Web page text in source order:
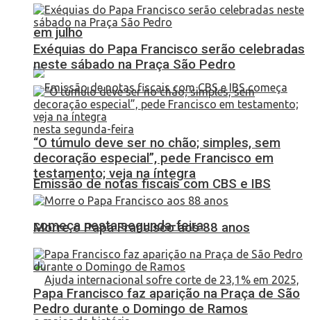
em julho
Emissão de notas fiscais com CBS e IBS
começa nesta segunda-feira
Exéquias do Papa Francisco serão celebradas
neste sábado na Praça São Pedro
“O túmulo deve ser no chão; simples, sem
decoração especial”, pede Francisco em
testamento; veja na íntegra
Morre o Papa Francisco aos 88 anos
Papa Francisco faz aparição na Praça de São
Pedro durante o Domingo de Ramos